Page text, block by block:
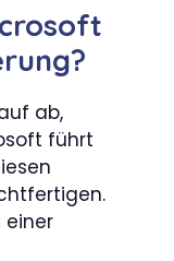
ab,
führt
einer